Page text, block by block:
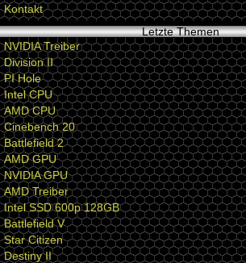
Kontakt
Letzte Themen
NVIDIA Treiber
Division II
PI Hole
Intel CPU
AMD CPU
Cinebench 20
Battlefield 2
AMD GPU
NVIDIA GPU
AMD Treiber
Intel SSD 600p 128GB
Battlefield V
Star Citizen
Destiny II